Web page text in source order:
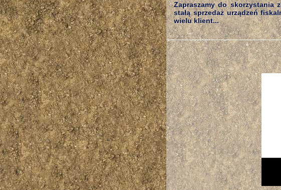
Zapraszamy do skorzystania
stałą sprzedaż urządzeń
wielu klient...